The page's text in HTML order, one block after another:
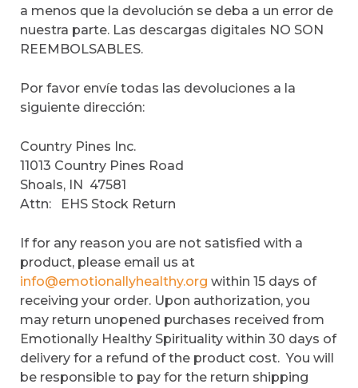
a menos que la devolución se deba a un error de
nuestra parte. Las descargas digitales NO SON
REEMBOLSABLES.
Por favor envíe todas las devoluciones a la
siguiente dirección:
Country Pines Inc.
11013 Country Pines Road
Shoals, IN 47581
Attn: EHS Stock Return
If for any reason you are not satisfied with a
product, please email us at
info@emotionallyhealthy.org within 15 days of
receiving your order. Upon authorization, you
may return unopened purchases received from
Emotionally Healthy Spirituality within 30 days of
delivery for a refund of the product cost. You will
be responsible to pay for the return shipping